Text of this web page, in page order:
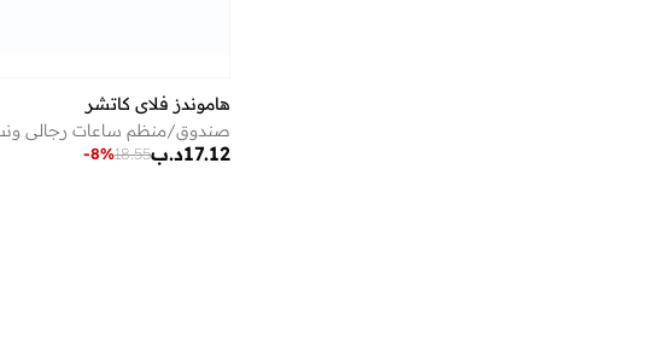
هاموندز فلاي كاتشر
د.ب17.12
18.55
-8%